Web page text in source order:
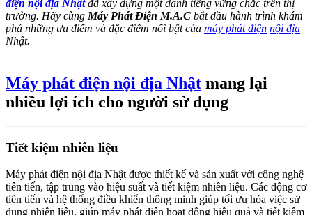
điện nội địa Nhậtđã xây dựng một danh tiếng vững chắc trên thị
trường. Hãy cùng Máy Phát Điện M.A.C bắt đầu hành trình khám
phá những ưu điểm và đặc điểm nổi bật của máy phát điện nội địa
Nhật.
Máy phát điện nội địa Nhật mang lại
nhiều lợi ích cho người sử dụng
Tiết kiệm nhiên liệu
Máy phát điện nội địa Nhật được thiết kế và sản xuất với công nghệ
tiên tiến, tập trung vào hiệu suất và tiết kiệm nhiên liệu. Các động cơ
tiên tiến và hệ thống điều khiển thông minh giúp tối ưu hóa việc sử
dụng nhiên liệu, giúp máy phát điện hoạt động hiệu quả và tiết kiệm